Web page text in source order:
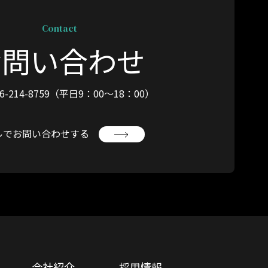
Contact
い合わせ
214-8759（平日9：00〜18：00）
でお問い合わせする